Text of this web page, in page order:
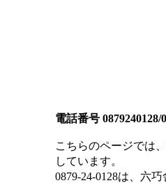
電話番号 0879240128/
こちらのページでは、
しています。
0879-24-0128は、 六巧